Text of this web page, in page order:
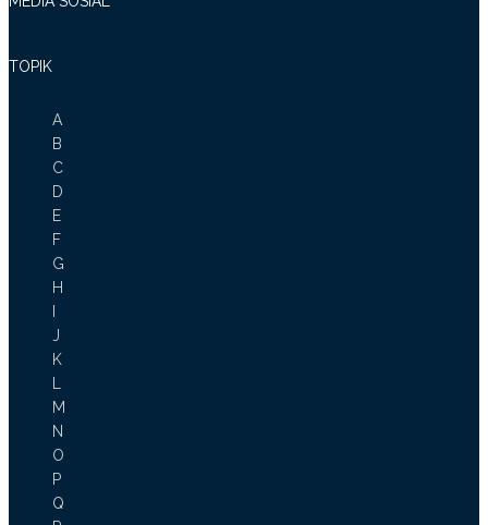
TOPIK
A
B
C
D
E
F
G
H
J
K
L
M
N
O
P
Q